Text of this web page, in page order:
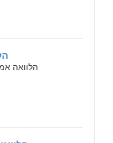
הלוואה